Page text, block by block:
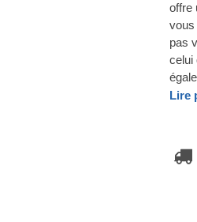
offre
vous
pas
celui
Lire